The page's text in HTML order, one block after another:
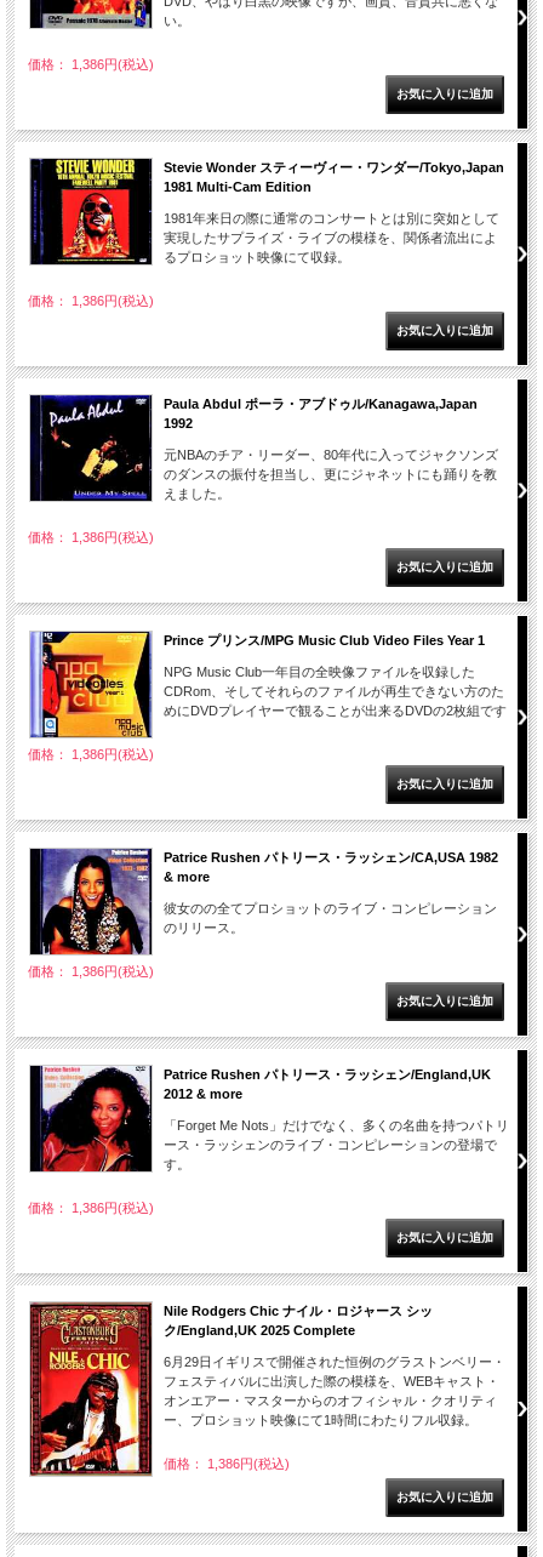
い。
価格： 1,386円(税込)
Stevie Wonder スティーヴィー・ワンダー/Tokyo,Japan
1981 Multi-Cam Edition
1981年来日の際に通常のコンサートとは別に突如として
実現したサプライズ・ライブの模様を、関係者流出によ
るプロショット映像にて収録。
価格： 1,386円(税込)
Paula Abdul ポーラ・アブドゥル/Kanagawa,Japan
1992
元NBAのチア・リーダー、80年代に入ってジャクソンズ
のダンスの振付を担当し、更にジャネットにも踊りを教
えました。
価格： 1,386円(税込)
Prince プリンス/MPG Music Club Video Files Year 1
NPG Music Club一年目の全映像ファイルを収録した
CDRom、そしてそれらのファイルが再生できない方のた
めにDVDプレイヤーで観ることが出来るDVDの2枚組です
価格： 1,386円(税込)
Patrice Rushen パトリース・ラッシェン/CA,USA 1982
& more
彼女のの全てプロショットのライブ・コンピレーション
のリリース。
価格： 1,386円(税込)
Patrice Rushen パトリース・ラッシェン/England,UK
2012 & more
「Forget Me Nots」だけでなく、多くの名曲を持つパトリ
ース・ラッシェンのライブ・コンピレーションの登場で
す。
価格： 1,386円(税込)
Nile Rodgers Chic ナイル・ロジャース シッ
ク/England,UK 2025 Complete
6月29日イギリスで開催された恒例のグラストンベリー・
フェスティバルに出演した際の模様を、WEBキャスト・
オンエアー・マスターからのオフィシャル・クオリティ
ー、プロショット映像にて1時間にわたりフル収録。
価格： 1,386円(税込)